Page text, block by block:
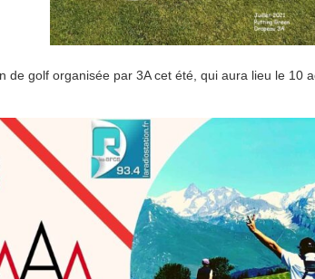
de golf organisée par 3A cet été, qui aura lieu le 10